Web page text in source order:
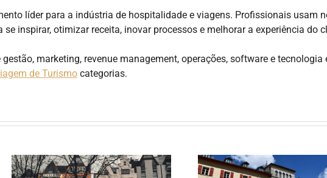
líder para a indústria de hospitalidade e viagens. Profissionais usam
inspirar, otimizar receita, inovar processos e melhorar a experiência do
marketing, revenue management, operações, software e tecnologia
de Turismo categorias.